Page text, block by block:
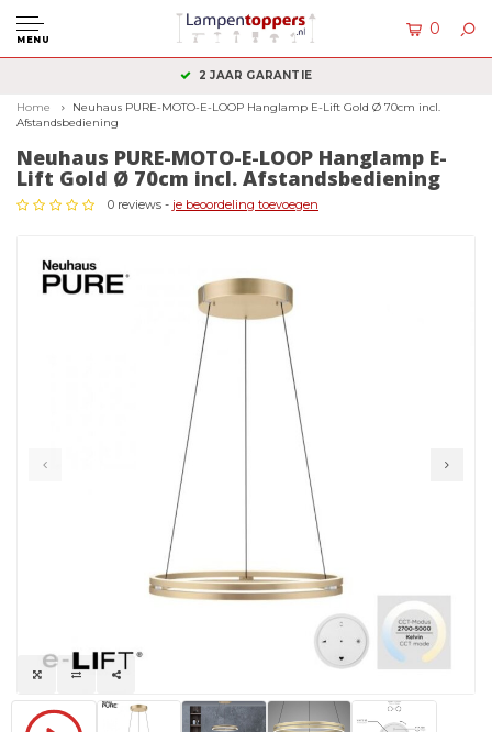
MENU
0
KLANTENSERVICE: +31 (0)36 2340050
Home
Neuhaus PURE-MOTO-E-LOOP Hanglamp E-Lift Gold Ø 70cm incl.
Afstandsbediening
Neuhaus PURE-MOTO-E-LOOP Hanglamp E-
Lift Gold Ø 70cm incl. Afstandsbediening
0 reviews - je beoordeling toevoegen